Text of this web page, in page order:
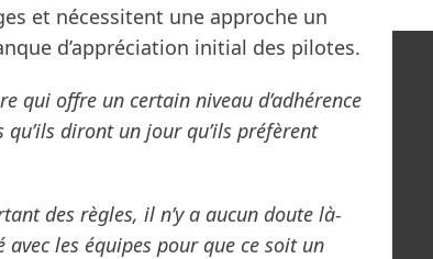
et nécessitent une approche un
d’appréciation initial des pilotes.
qui offre un certain niveau d’adhérence
diront un jour qu’ils préfèrent
des règles, il n’y a aucun doute là-
les équipes pour que ce soit un